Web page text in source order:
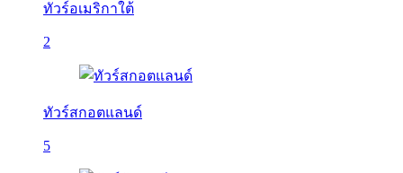
ทัวร์อเมริกาใต้
2
ทัวร์สกอตแลนด์
5